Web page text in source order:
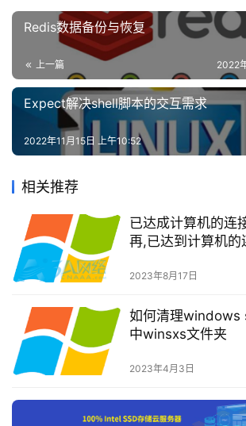
案
资
源
下
费
容
会
员
单
Redis数据备份与恢复
上一篇 2022
Expect解决shell脚本的交互需求
2022年11月15日 上午10:52
相关推荐
已达成计算机的连
再,已达到计算机的
2023年8月17日
如何清理windows
中winsxs文件夹
2023年4月3日